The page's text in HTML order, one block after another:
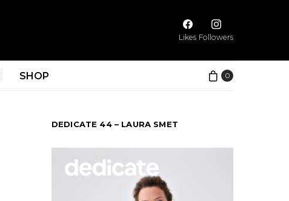
Likes Followers
SHOP 0
DEDICATE 44 – LAURA SMET